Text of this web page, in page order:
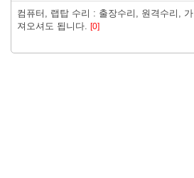
컴퓨터, 랩탑 수리 : 출장수리, 원격수리, 가
져오셔도 됩니다. [0]